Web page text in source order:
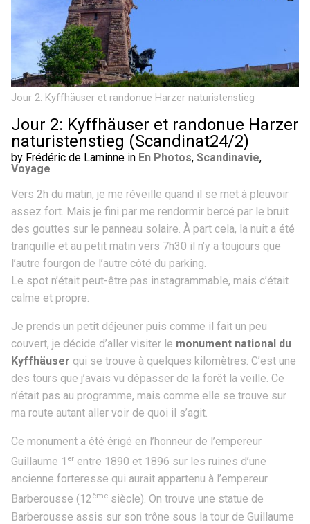
Jour 2: Kyffhäuser et randonue Harzer naturistenstieg
Jour 2: Kyffhäuser et randonue Harzer
naturistenstieg (Scandinat24/2)
by Frédéric de Laminne in En Photos, Scandinavie,
Voyage
Vers 2h du matin, je me réveille quand il se met à pleuvoir
assez fort. Mais je fini par me rendormir bercé par le bruit
des gouttes sur le panneau solaire. À part cela, la nuit a été
tranquille et au petit matin vers 7h30 il n’y a toujours que
l’autre fourgon de l’autre côté du parking.
Le spot n’était peut-être pas instagrammable, mais c’était
calme et propre.
Je prends un petit déjeuner puis comme il fait un peu
couvert, je décide d’aller visiter le monument national du
Kyffhäuser qui se trouve à quelques kilomètres. C’est une
des tours que j’avais vu dépasser de la forêt la veille. Ce
n’était pas au programme, mais comme elle se trouve sur
ma route autant aller voir de quoi il s’agit.
Ce monument a été érigé en l’honneur de l’empereur
Guillaume 1 er entre 1890 et 1896 sur les ruines d’une
ancienne forteresse qui aurait appartenu à l’empereur
Barberousse (12ème siècle). On trouve une statue de
Barberousse assis sur son trône sous la tour de Guillaume